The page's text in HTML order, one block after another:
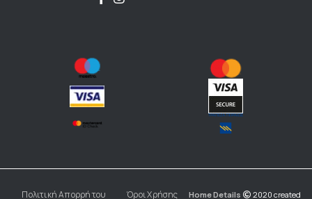
Πολιτική Απορρήτου Όροι Χρήσης Home Details 2020 created